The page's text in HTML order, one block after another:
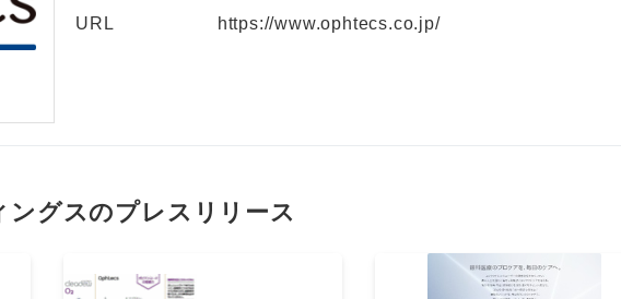
URL
https://www.ophtecs.co.jp/
グスのプレスリリース